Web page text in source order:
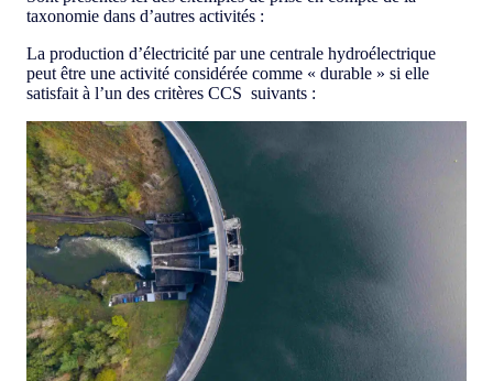
taxonomie dans d’autres activités :
La production d’électricité par une centrale hydroélectrique
peut être une activité considérée comme « durable » si elle
satisfait à l’un des critères CCS suivants :